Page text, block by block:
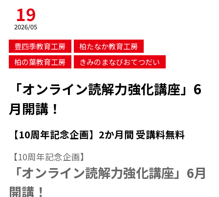
19
2026/05
豊四季教育工房
柏たなか教育工房
柏の葉教育工房
きみのまなびおてつだい
「オンライン読解力強化講座」6
月開講！
【10周年記念企画】2か月間 受講料無料
【10周年記念企画】
「オンライン読解力強化講座」6月
開講！